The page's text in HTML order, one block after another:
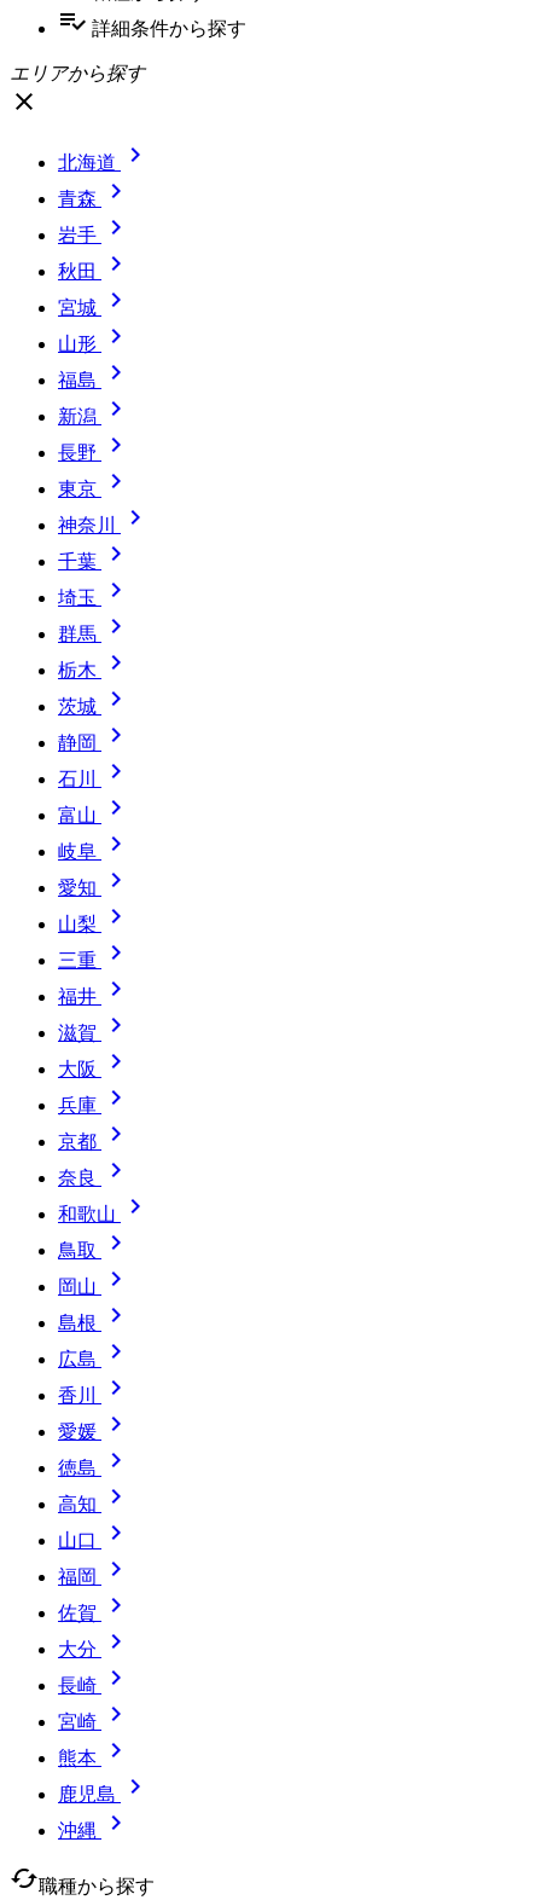
playlist_add_check 詳細条件から探す
エリアから探す
close
北海道 
青森 
岩手 
秋田 
宮城 
山形 
福島 
新潟 
長野 
東京 
神奈川 
千葉 
埼玉 
群馬 
栃木 
茨城 
静岡 
石川 
富山 
岐阜 
愛知 
山梨 
三重 
福井 
滋賀 
大阪 
兵庫 
京都 
奈良 
和歌山 
鳥取 
岡山 
島根 
広島 
香川 
愛媛 
徳島 
高知 
山口 
福岡 
佐賀 
大分 
長崎 
宮崎 
熊本 
鹿児島 
沖縄

cached職種から探す